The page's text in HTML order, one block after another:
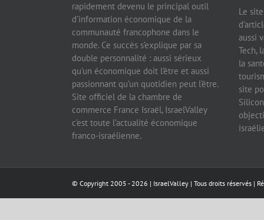
rapidement devenu le principal outil
d’information économique de la
communauté francophone dans le
monde. Ce succès s’explique par sa
double personnalité : aussi sérieux
qu’un économique doit l’être et aussi
passionnant qu’un quotidien peut l’être.
Site officiel de la chambre de
commerce France Israël, IsraelValley
c’est toute l’actualité économique
franco-israélienne.
Le
aussi
Tech,
la
site
© Copyright 2005 -2026 | IsraelValley | Tous droits réservés |